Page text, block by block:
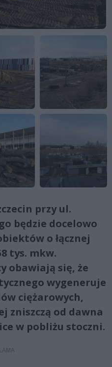
przy ul.
będzie docelowo
o łącznej
tys. mkw.
obawiają się, że
wygeneruje
ciężarowych,
zniszczą od dawna
w pobliżu stoczni.